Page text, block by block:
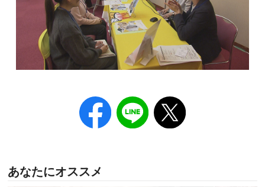
あなたにオススメ